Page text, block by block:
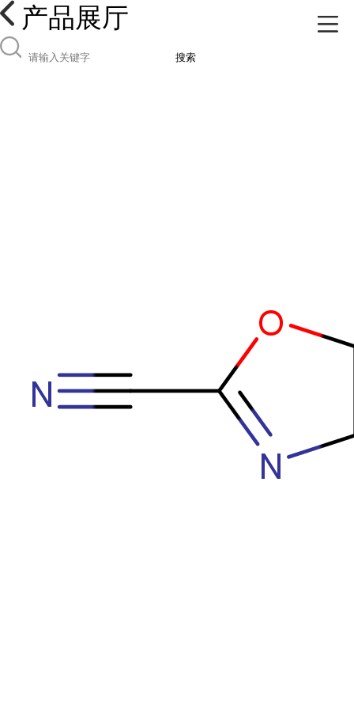
产品展厅
搜索